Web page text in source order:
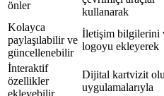
önler
kullanarak
Kolayca
paylaşılabilir ve
güncellenebilir
İletişim bilgilerini
logoyu ekleyerek
İnteraktif
özellikler
Dijital kartvizit
uygulamalarıyla